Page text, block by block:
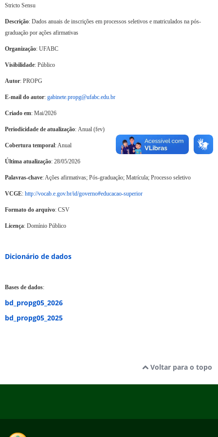
Stricto Sensu
Descrição: Dados anuais de inscrições em processos seletivos e matriculados na pós-
graduação por ações afirmativas
Organização: UFABC
Visibilidade: Público
Autor: PROPG
E-mail do autor: gabinete.propg@ufabc.edu.br
Criado em: Mai/2026
Periodicidade de atualização: Anual (fev)
Cobertura temporal: Anual
Última atualização: 28/05/2026
Palavras-chave: Ações afirmativas; Pós-graduação; Matrícula; Processo seletivo
VCGE: http://vocab.e.gov.br/id/governo#educacao-superior
Formato do arquivo: CSV
Licença: Domínio Público
Dicionário de dados
Bases de dados:
bd_propg05_2026
bd_propg05_2025
Voltar para o topo